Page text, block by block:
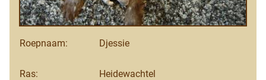
Roepnaam: Djessie
Ras: Heidewachtel